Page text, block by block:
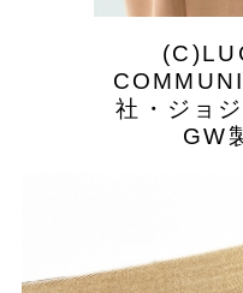
社・ジョ
GW